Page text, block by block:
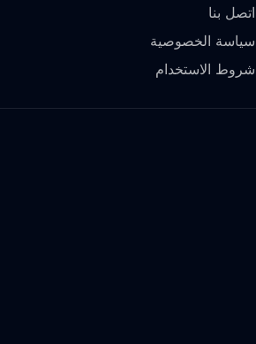
اتصل بنا
سياسة الخصوصية
شروط الاستخدام